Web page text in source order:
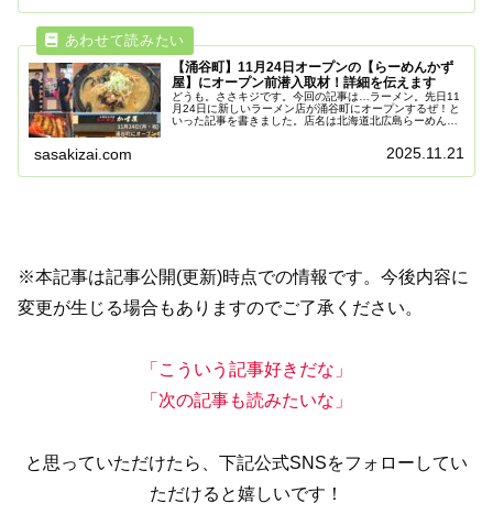
【涌谷町】11月24日オープンの【らーめんかず
屋】にオープン前潜入取材！詳細を伝えます
どうも。ささキジです。今回の記事は…ラーメン。先日11
月24日に新しいラーメン店が涌谷町にオープンするぜ！と
いった記事を書きました。店名は北海道北広島らーめんか
sasakizai.com 2025.11.21
※本記事は記事公開(更新)時点での情報です。今後内容に
変更が生じる場合もありますのでご了承ください。
「こういう記事好きだな」
「次の記事も読みたいな」
と思っていただけたら、下記公式SNSをフォローしてい
ただけると嬉しいです！